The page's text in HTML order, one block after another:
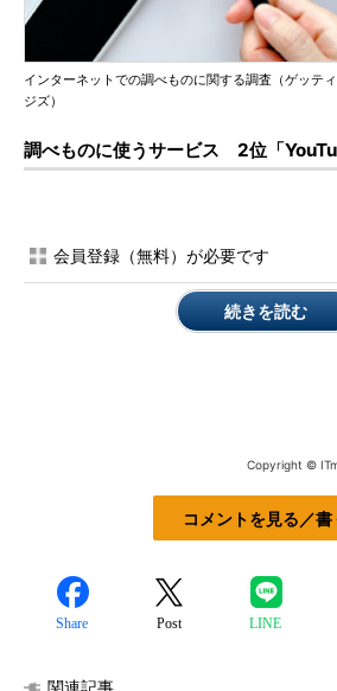
インターネットでの調べものに関する調査（ゲッテ
ジズ）
調べものに使うサービス 2位「
会員登録（無料）が必要です
続きを読む
Copyright ©
コメントを見る／書
Share Post LINE
関連記事